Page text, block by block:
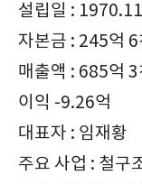
설립일 :
자본금 : 245억 6
매출액 : 685억
이익 -9.26억
대표자 : 임재황
주요 사업 : 철구